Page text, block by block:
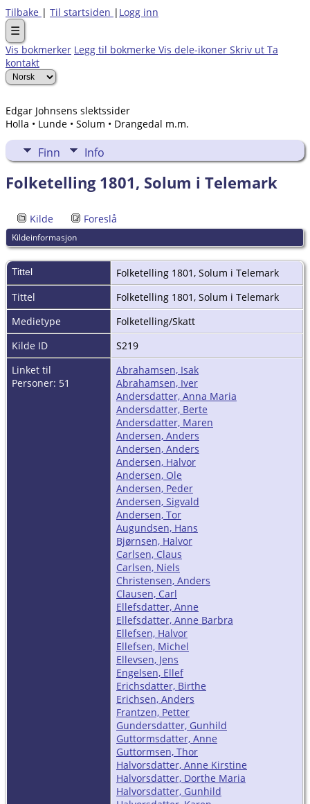
Tilbake | Til startsiden | Logg inn
☰
Vis bokmerker Legg til bokmerke Vis dele-ikoner Skriv ut Ta
kontakt
Edgar Johnsens slektssider
Holla • Lunde • Solum • Drangedal m.m.
Finn Info
Folketelling 1801, Solum i Telemark
Kilde Foreslå
Kildeinformasjon
Tittel
Folketelling 1801, Solum i Telemark
Tittel
Folketelling 1801, Solum i Telemark
Medietype
Folketelling/Skatt
Kilde ID
S219
Linket til
Personer: 51
Abrahamsen, Isak
Abrahamsen, Iver
Andersdatter, Anna Maria
Andersdatter, Berte
Andersdatter, Maren
Andersen, Anders
Andersen, Anders
Andersen, Halvor
Andersen, Ole
Andersen, Peder
Andersen, Sigvald
Andersen, Tor
Augundsen, Hans
Bjørnsen, Halvor
Carlsen, Claus
Carlsen, Niels
Christensen, Anders
Clausen, Carl
Ellefsdatter, Anne
Ellefsdatter, Anne Barbra
Ellefsen, Halvor
Ellefsen, Michel
Ellevsen, Jens
Engelsen, Ellef
Erichsdatter, Birthe
Erichsen, Anders
Frantzen, Petter
Gundersdatter, Gunhild
Guttormsdatter, Anne
Guttormsen, Thor
Halvorsdatter, Anne Kirstine
Halvorsdatter, Dorthe Maria
Halvorsdatter, Gunhild